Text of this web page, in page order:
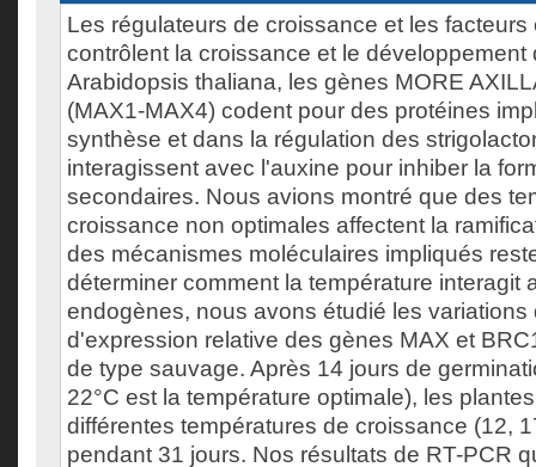
Les régulateurs de croissance et les
contrôlent la croissance et le développement
Arabidopsis thaliana, les gènes MORE
(MAX1-MAX4) codent pour des protéines
synthèse et dans la régulation des
interagissent avec l'auxine pour inhiber la
secondaires. Nous avions montré que des
croissance non optimales affectent la
des mécanismes moléculaires impliqués
déterminer comment la température interagit
endogènes, nous avons étudié les variations
d'expression relative des gènes MAX et
de type sauvage. Après 14 jours de
22°C est la température optimale), les
différentes températures de croissance (12,
pendant 31 jours. Nos résultats de RT-PCR